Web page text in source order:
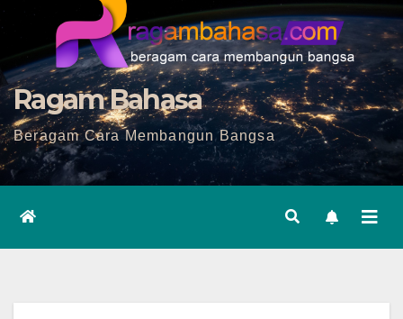
Ragam Bahasa
Beragam Cara Membangun Bangsa